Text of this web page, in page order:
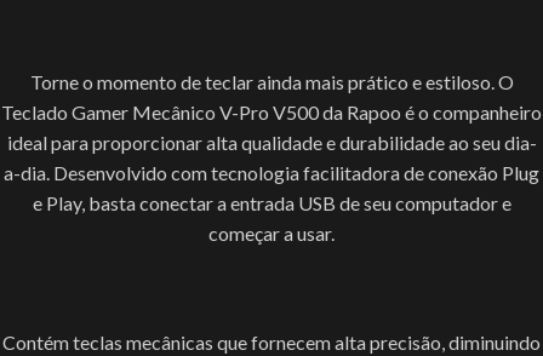
Torne o momento de teclar ainda mais prático e estiloso. O
Teclado Gamer Mecânico V-Pro V500 da Rapoo é o companheiro
ideal para proporcionar alta qualidade e durabilidade ao seu dia-
a-dia. Desenvolvido com tecnologia facilitadora de conexão Plug
e Play, basta conectar a entrada USB de seu computador e
começar a usar.
Contém teclas mecânicas que fornecem alta precisão, diminuindo